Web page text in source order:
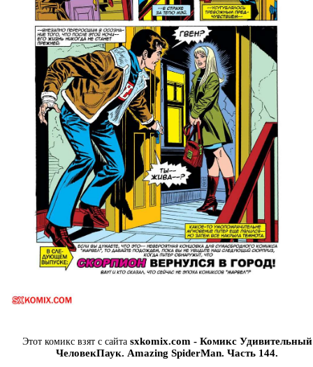
Этот комикс взят с сайта sxkomix.com - Комикс Удивительный
ЧеловекПаук. Amazing SpiderMan. Часть 144.